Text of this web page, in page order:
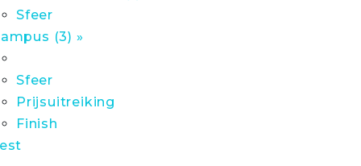
Sfeer
(3) »
Sfeer
Prijsuitreiking
Finish